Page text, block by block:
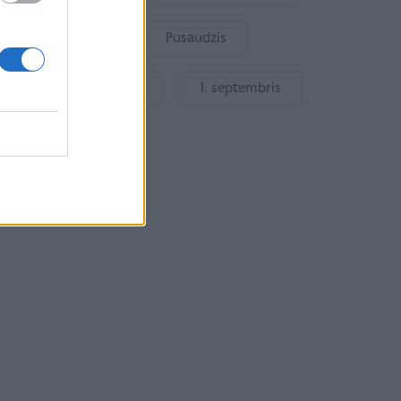
Pusaudzis
1. septembris